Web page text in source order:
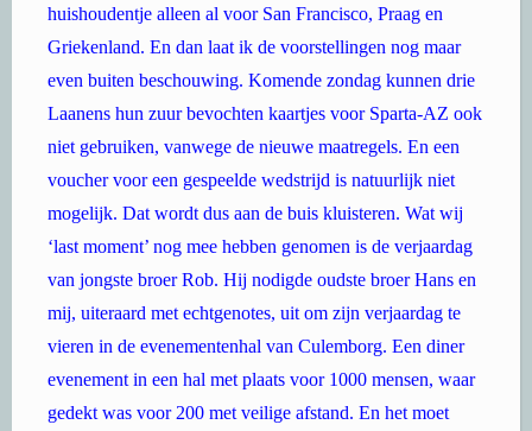
huishoudentje alleen al voor San Francisco, Praag en
Griekenland. En dan laat ik de voorstellingen nog maar
even buiten beschouwing. Komende zondag kunnen drie
Laanens hun zuur bevochten kaartjes voor Sparta-AZ ook
niet gebruiken, vanwege de nieuwe maatregels. En een
voucher voor een gespeelde wedstrijd is natuurlijk niet
mogelijk. Dat wordt dus aan de buis kluisteren. Wat wij
‘last moment’ nog mee hebben genomen is de verjaardag
van jongste broer Rob. Hij nodigde oudste broer Hans en
mij, uiteraard met echtgenotes, uit om zijn verjaardag te
vieren in de evenementenhal van Culemborg. Een diner
evenement in een hal met plaats voor 1000 mensen, waar
gedekt was voor 200 met veilige afstand. En het moet